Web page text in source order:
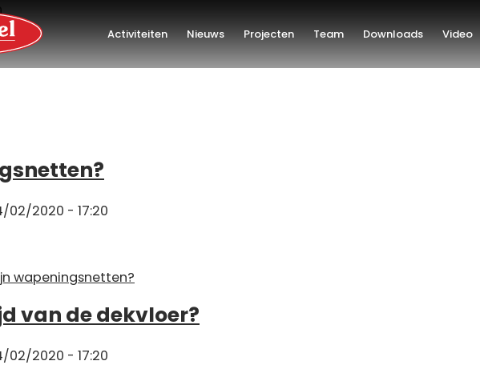
Activiteiten Nieuws Projecten Team Downloads Video
02/2020 - 17:20
wapeningsnetten?
van de dekvloer?
02/2020 - 17:20